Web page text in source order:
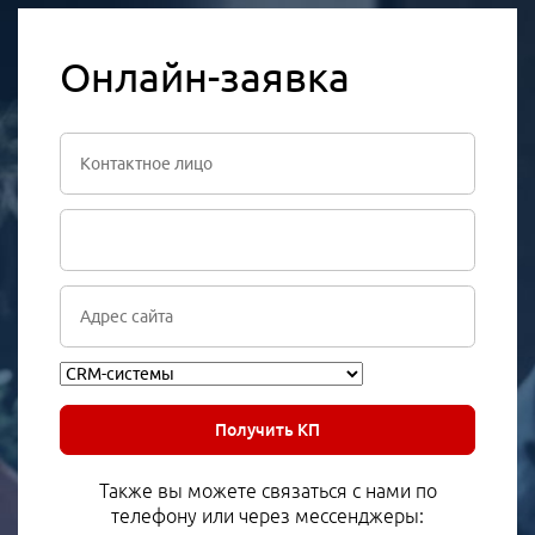
Онлайн-заявка
Получить КП
Также вы можете связаться с нами по
телефону или через мессенджеры: